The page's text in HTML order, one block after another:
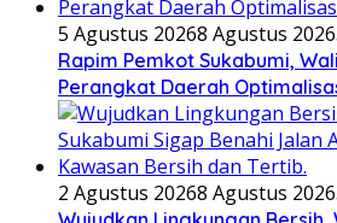
5 Agustus 20268 Agustus 2026
Rapim Pemkot Sukabumi,
Perangkat Daerah
2 Agustus 20268 Agustus 2026